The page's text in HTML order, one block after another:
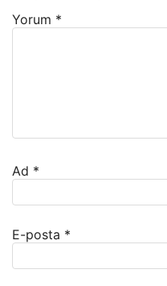
Yorum *
Ad *
E-posta *